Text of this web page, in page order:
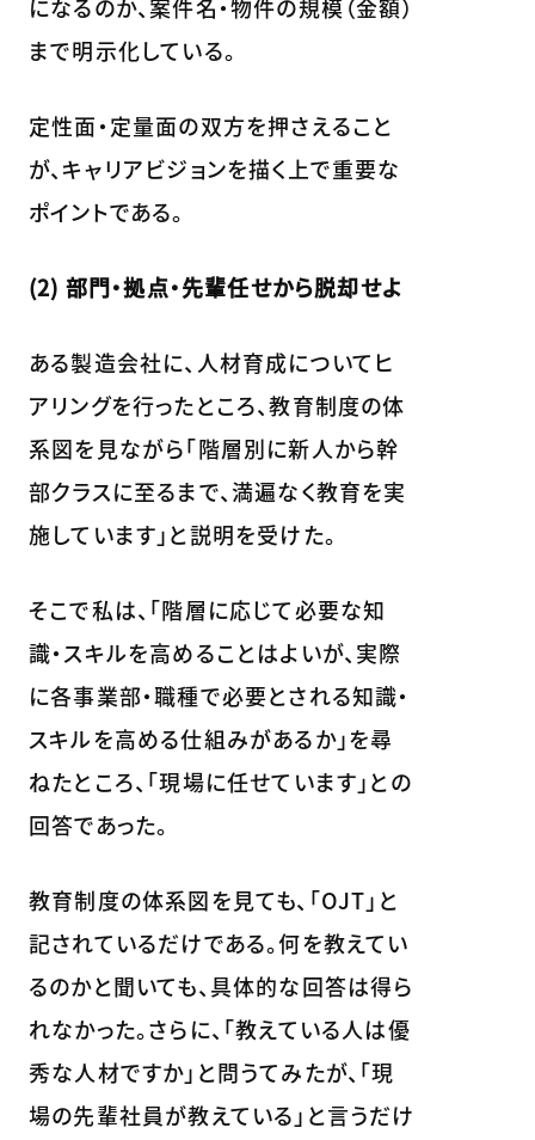
になるのか、案件名・物件の規模（金額）
まで明示化している。
定性面・定量面の双方を押さえること
が、キャリアビジョンを描く上で重要な
ポイントである。
(2) 部門・拠点・先輩任せから脱却せよ
ある製造会社に、人材育成についてヒ
アリングを行ったところ、教育制度の体
系図を見ながら「階層別に新人から幹
部クラスに至るまで、満遍なく教育を実
施しています」と説明を受けた。
そこで私は、「階層に応じて必要な知
識・スキルを高めることはよいが、実際
に各事業部・職種で必要とされる知識・
スキルを高める仕組みがあるか」を尋
ねたところ、「現場に任せています」との
回答であった。
教育制度の体系図を見ても、「OJT」と
記されているだけである。何を教えてい
るのかと聞いても、具体的な回答は得ら
れなかった。さらに、「教えている人は優
秀な人材ですか」と問うてみたが、「現
場の先輩社員が教えている」と言うだけ